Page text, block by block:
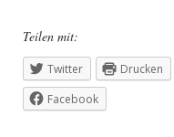
Teilen mit:
Twitter Drucken
Facebook